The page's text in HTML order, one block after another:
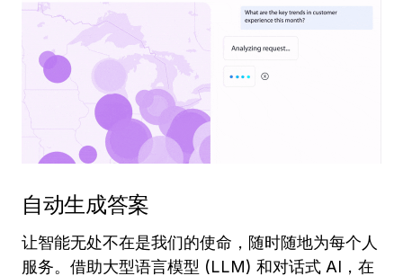
自动生成答案
让智能无处不在是我们的使命，随时随地为每个人
服务。借助大型语言模型 (LLM) 和对话式 AI，在